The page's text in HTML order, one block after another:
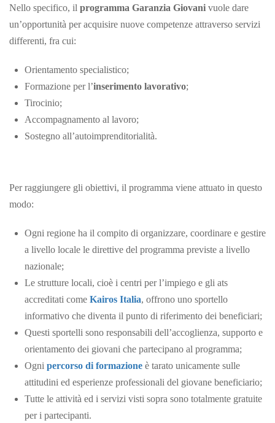
Nello specifico, il programma Garanzia Giovani vuole dare
un’opportunità per acquisire nuove competenze attraverso servizi
differenti, fra cui:
Orientamento specialistico;
Formazione per l’inserimento lavorativo;
Tirocinio;
Accompagnamento al lavoro;
Sostegno all’autoimprenditorialità.
Per raggiungere gli obiettivi, il programma viene attuato in questo
modo:
Ogni regione ha il compito di organizzare, coordinare e gestire
a livello locale le direttive del programma previste a livello
nazionale;
Le strutture locali, cioè i centri per l’impiego e gli ats
accreditati come Kairos Italia, offrono uno sportello
informativo che diventa il punto di riferimento dei beneficiari;
Questi sportelli sono responsabili dell’accoglienza, supporto e
orientamento dei giovani che partecipano al programma;
Ogni percorso di formazione è tarato unicamente sulle
attitudini ed esperienze professionali del giovane beneficiario;
Tutte le attività ed i servizi visti sopra sono totalmente gratuite
peri partecipanti.